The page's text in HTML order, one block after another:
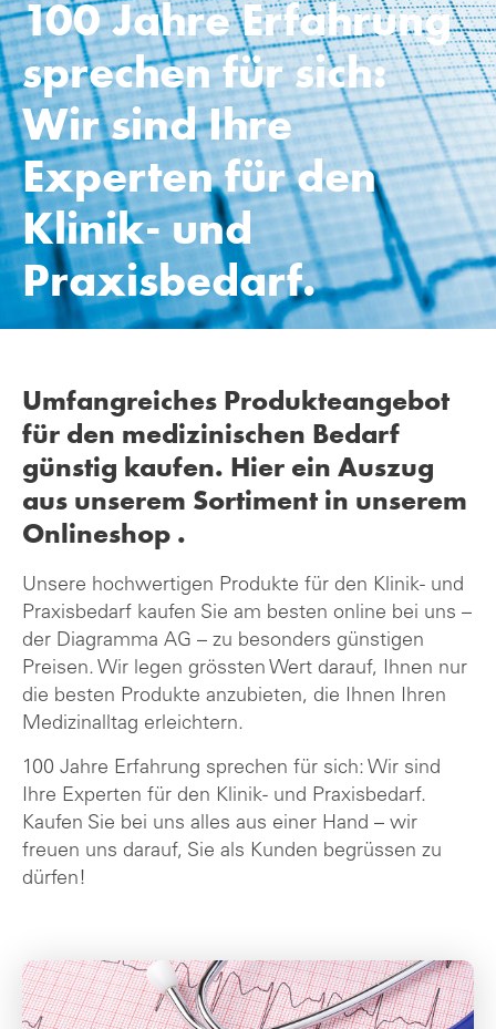
100 Jahre Erfahrung
sprechen für sich:
Wir sind Ihre
Experten für den
Klinik- und
Praxisbedarf.
Umfangreiches Produkteangebot
für den medizinischen Bedarf
günstig kaufen. Hier ein Auszug
aus unserem Sortiment in unserem
Onlineshop .
Unsere hochwertigen Produkte für den Klinik- und
Praxisbedarf kaufen Sie am besten online bei uns –
der Diagramma AG – zu besonders günstigen
Preisen. Wir legen grössten Wert darauf, Ihnen nur
die besten Produkte anzubieten, die Ihnen Ihren
Medizinalltag erleichtern.
100 Jahre Erfahrung sprechen für sich: Wir sind
Ihre Experten für den Klinik- und Praxisbedarf.
Kaufen Sie bei uns alles aus einer Hand – wir
freuen uns darauf, Sie als Kunden begrüssen zu
dürfen!